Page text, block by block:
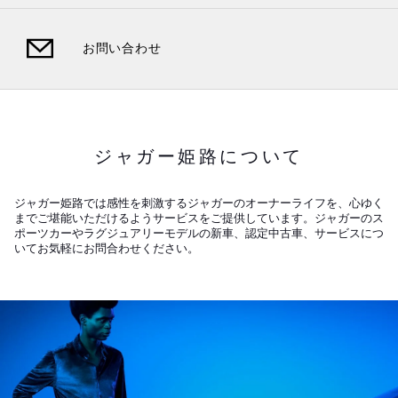
お問い合わせ
ジャガー姫路について
ジャガー姫路では感性を刺激するジャガーのオーナーライフを、心ゆく
までご堪能いただけるようサービスをご提供しています。ジャガーのス
ポーツカーやラグジュアリーモデルの新車、認定中古車、サービスにつ
いてお気軽にお問合わせください。